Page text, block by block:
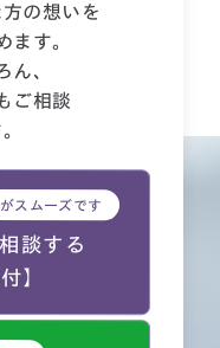
の想いを
ます。
ん、
ご相談
スムーズです
談する
】